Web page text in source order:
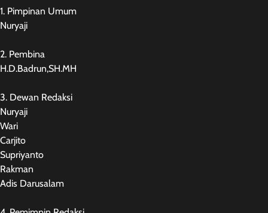
1. Pimpinan Umum
Nuryaji
2. Pembina
H.D.Badrun,SH.MH
3. Dewan Redaksi
Nuryaji
Wari
Carjito
Supriyanto
Rakman
Adis Darusalam